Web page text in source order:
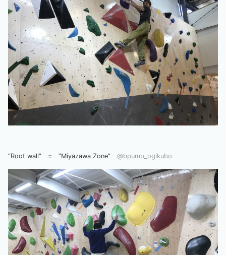
“Root wall” = ”Miyazawa Zone” @bpump_ogikubo